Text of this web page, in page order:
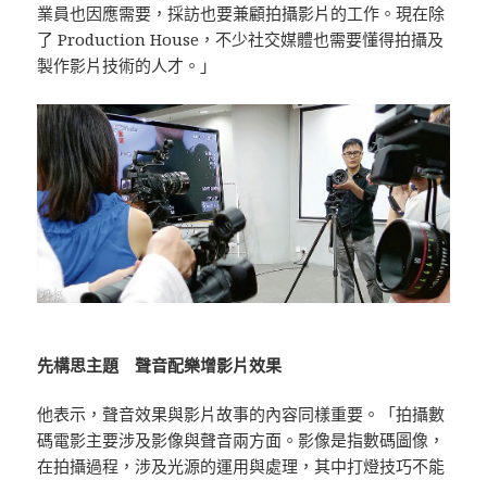
業員也因應需要，採訪也要兼顧拍攝影片的工作。現在除
了 Production House，不少社交媒體也需要懂得拍攝及
製作影片技術的人才。」
先構思主題 聲音配樂增影片效果
他表示，聲音效果與影片故事的內容同樣重要。「拍攝數
碼電影主要涉及影像與聲音兩方面。影像是指數碼圖像，
在拍攝過程，涉及光源的運用與處理，其中打燈技巧不能